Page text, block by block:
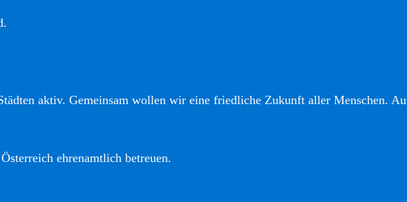
aktiv. Gemeinsam wollen wir eine friedliche Zukunft aller Menschen.
ehrenamtlich betreuen.